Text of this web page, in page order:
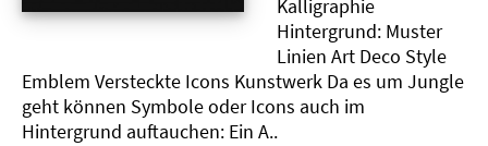
Kalligraphie
Hintergrund: Muster
Linien Art Deco Style
Emblem Versteckte Icons Kunstwerk Da es um Jungle
geht können Symbole oder Icons auch im
Hintergrund auftauchen: Ein A..